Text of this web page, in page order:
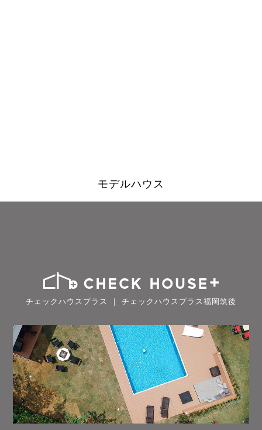
モデルハウス
チェックハウスプラス ｜ チェックハウスプラス福岡筑後